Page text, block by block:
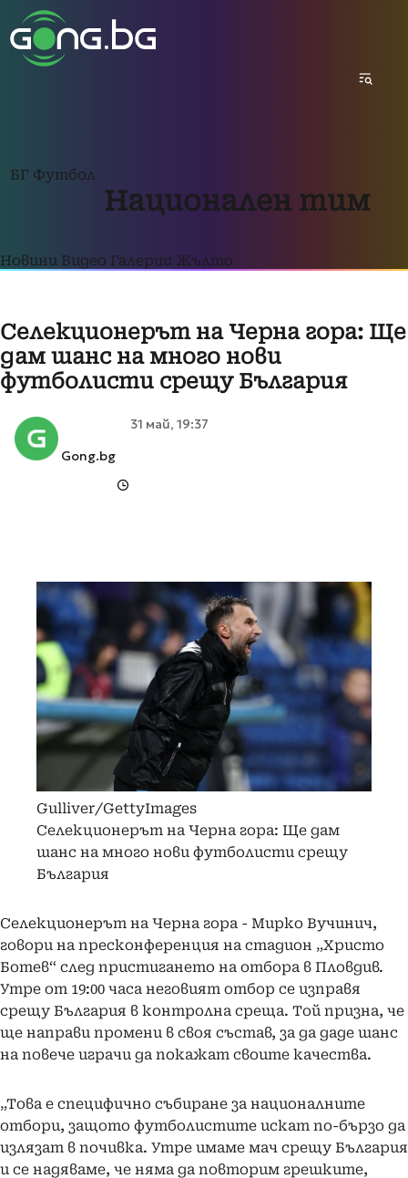
БГ Футбол
Национален тим
Новини Видео Галерии Жълто
Селекционерът на Черна гора: Ще
дам шанс на много нови
футболисти срещу България
Gong.bg
31 май, 19:37
Gulliver/GettyImages
Селекционерът на Черна гора: Ще дам
шанс на много нови футболисти срещу
България
Селекционерът на Черна гора - Мирко Вучинич,
говори на пресконференция на стадион „Христо
Ботев“ след пристигането на отбора в Пловдив.
Утре от 19:00 часа неговият отбор се изправя
срещу България в контролна среща. Той призна, че
ще направи промени в своя състав, за да даде шанс
на повече играчи да покажат своите качества.
„Това е специфично събиране за националните
отбори, защото футболистите искат по-бързо да
излязат в почивка. Утре имаме мач срещу България
и се надяваме, че няма да повторим грешките,